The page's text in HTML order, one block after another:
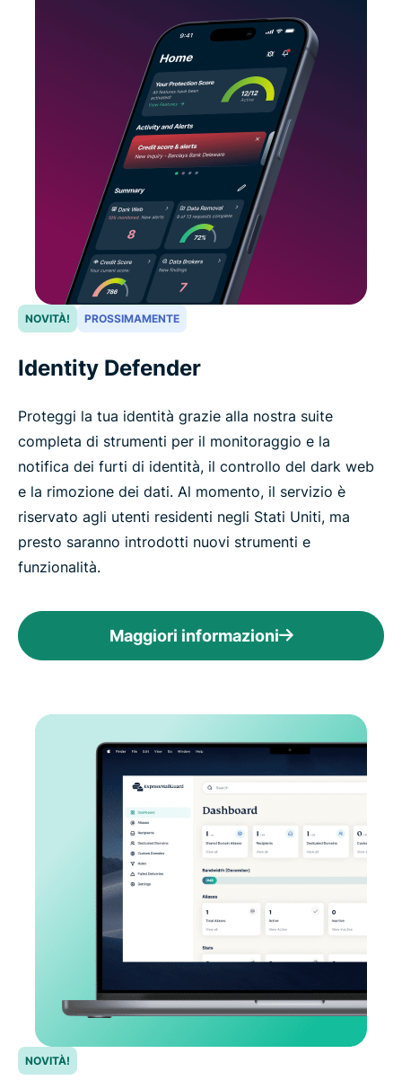
NOVITÀ! PROSSIMAMENTE
Identity Defender
Proteggi la tua identità grazie alla nostra suite
completa di strumenti per il monitoraggio e la
notifica dei furti di identità, il controllo del dark web
e la rimozione dei dati. Al momento, il servizio è
riservato agli utenti residenti negli Stati Uniti, ma
presto saranno introdotti nuovi strumenti e
funzionalità.
Maggiori informazioni
NOVITÀ!